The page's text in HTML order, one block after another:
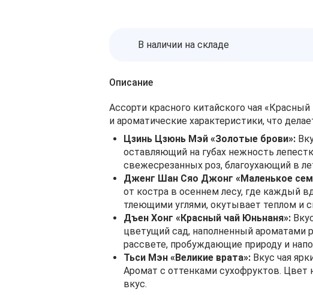
В наличии на складе
Описание
Ассорти красного китайского чая
и ароматические характеристики, что
Цзинь Цзюнь Мэй «Золотые брови»:
оставляющий на губах нежность
свежесрезанных роз, благоухающий в
Дженг Шан Сяо Джонг «Маленькое
от костра в осеннем лесу, где каждый
тлеющими углями, окутывает теплом и
Дъен Хонг «Красный чай Юньнаня»:
цветущий сад, наполненный ароматами
рассвете, пробуждающие природу и
Тьси Мэн «Великие врата»: Вкус чая
Аромат с оттенками сухофруктов. Цвет
вкус.